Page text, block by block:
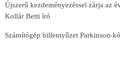
Újszerű kezdeményezéssel zárja az
Kollár Betti író
Számítógép billentyűzet Parkinson-